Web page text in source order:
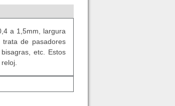
a 1,5mm, largura
de pasadores
etc. Estos